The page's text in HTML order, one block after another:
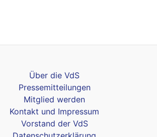
Über die VdS
Pressemitteilungen
Mitglied werden
Kontakt und Impressum
Vorstand der VdS